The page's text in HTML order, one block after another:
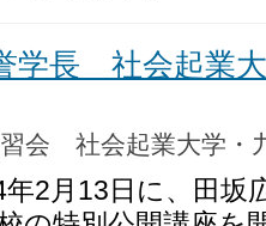
学長 社会起業
習会 社会起業大学
2月13日に、田坂